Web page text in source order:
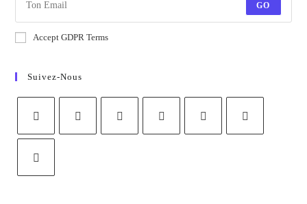
GO
Accept GDPR Terms
Suivez-Nous